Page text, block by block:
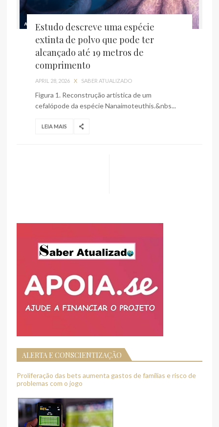
Estudo descreve uma espécie
extinta de polvo que pode ter
alcançado até 19 metros de
comprimento
APRIL 28, 2026 X SABER ATUALIZADO
Figura 1. Reconstrução artística de um
cefalópode da espécie Nanaimoteuthis.&nbs...
LEIA MAIS
ALERTA E CONSCIENTIZAÇÃO
Proliferação das bets aumenta gastos de famílias e risco de
problemas com o jogo